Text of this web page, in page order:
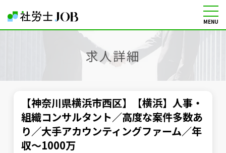
社労士の転職・求人情報サイト MENU
求人詳細
【神奈川県横浜市西区】【横浜】人事・
組織コンサルタント／高度な案件多数あ
り／大手アカウンティングファーム／年
収～1000万